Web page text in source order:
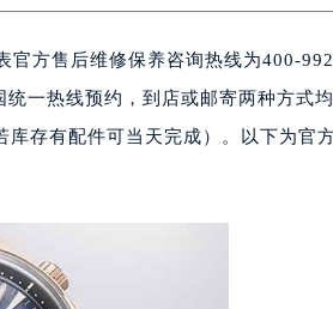
A座13层1304室（需提前预约）
广场）A1座办公楼14层07室（需提
城）15层1508室（需提前预约）
7层704室（需提前预约）
1701室（需提前预约）
层05室（需提前预约）
1104室（需提前预约）
方售后维修保养咨询热线为400-
一热线预约，到店或邮寄两种方式
存有配件可当天完成）。以下为官